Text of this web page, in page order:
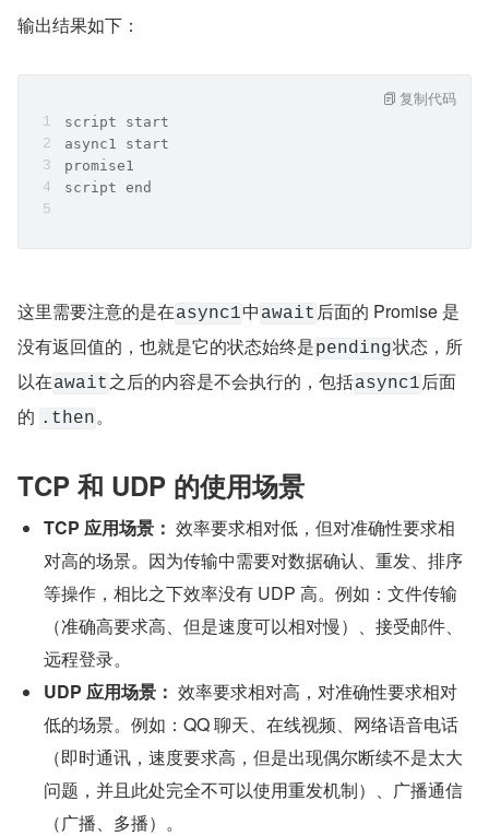
输出结果如下：
script start
async1 start
promise1
script end
复制代码
这里需要注意的是在async1中 await 后面的 Promise 是
没有返回值的，也就是它的状态始终是pending状态，所
以在await 之后的内容是不会执行的，包括async1 后面
的 .then。
TCP 和 UDP 的使用场景
TCP 应用场景： 效率要求相对低，但对准确性要求相
对高的场景。因为传输中需要对数据确认、重发、排序
等操作，相比之下效率没有 UDP 高。例如：文件传输
（准确高要求高、但是速度可以相对慢）、接受邮件、
远程登录。
UDP 应用场景： 效率要求相对高，对准确性要求相对
低的场景。例如：QQ 聊天、在线视频、网络语音电话
（即时通讯，速度要求高，但是出现偶尔断续不是太大
问题，并且此处完全不可以使用重发机制）、广播通信
（广播、多播）。